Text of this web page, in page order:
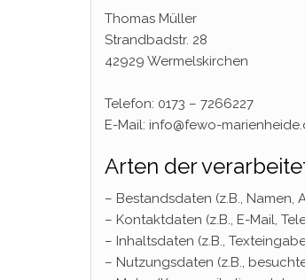
Thomas Müller
Strandbadstr. 28
42929 Wermelskirchen
Telefon: 0173 – 7266227
E-Mail: info@fewo-
Arten der
– Bestandsdaten (z.B., Namen,
– Kontaktdaten (z.B., E-Mail,
– Inhaltsdaten (z.B.,
– Nutzungsdaten (z.B.,